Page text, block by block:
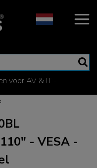
voor AV & IT -
- VESA -